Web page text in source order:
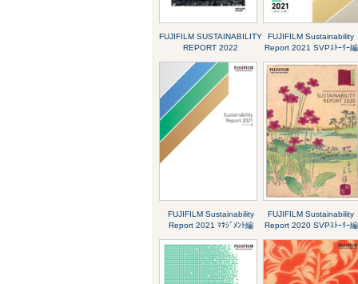
FUJIFILM SUSTAINABILITY
REPORT 2022
FUJIFILM Sustainability
Report 2021 SVPｽﾄｰﾘｰ編
FUJIFILM Sustainability
Report 2021 ﾏﾈｼﾞﾒﾝﾄ編
FUJIFILM Sustainability
Report 2020 SVPｽﾄｰﾘｰ編